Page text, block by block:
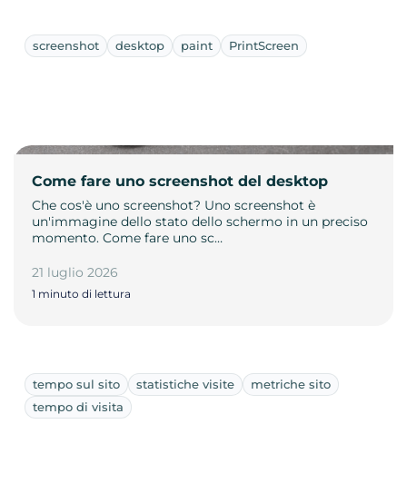
screenshot desktop paint PrintScreen
Come fare uno screenshot del desktop
Che cos'è uno screenshot? Uno screenshot è
un'immagine dello stato dello schermo in un preciso
momento. Come fare uno sc…
21 luglio 2026
1 minuto di lettura
tempo sul sito statistiche visite
metriche sito
tempo di visita